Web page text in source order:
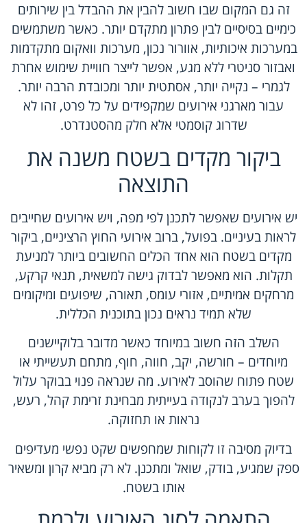
זה גם המקום שבו חשוב להבין את ההבדל בין שירותים
כימיים בסיסיים לבין פתרון מתקדם יותר. כאשר משתמשים
במערכות איכותיות, אוורור נכון, מערכות וואקום מתקדמות
ואבזור סניטרי ללא מגע, אפשר לייצר חוויית שימוש אחרת
לגמרי – נקייה יותר, אסתטית יותר ומכובדת הרבה יותר.
עבור מארגני אירועים שמקפידים על כל פרט, זהו לא
שדרוג קוסמטי אלא חלק מהסטנדרט.
ביקור מקדים בשטח משנה את
התוצאה
יש אירועים שאפשר לתכנן לפי מפה, ויש אירועים שחייבים
לראות בעיניים. בפועל, ברוב אירועי החוץ הרציניים, ביקור
מקדים בשטח הוא אחד הכלים החשובים ביותר למניעת
תקלות. הוא מאפשר לבדוק גישה למשאית, תנאי קרקע,
מרחקים אמיתיים, אזורי עומס, תאורה, שיפועים ומיקומים
שלא תמיד נראים נכון בתוכנית הכללית.
השלב הזה חשוב במיוחד כאשר מדובר בלוקיישנים
מיוחדים – חורשה, יקב, חווה, חוף, מתחם תעשייתי או
שטח פתוח שהוסב לאירוע. מה שנראה פנוי בבוקר עלול
להפוך בערב לנקודה בעייתית מבחינת זרימת קהל, רעש,
נראות או תחזוקה.
בדיוק מסיבה זו לקוחות שמחפשים שקט נפשי מעדיפים
ספק שמגיע, בודק, שואל ומתכנן. לא רק מביא קרון ומשאיר
אותו בשטח.